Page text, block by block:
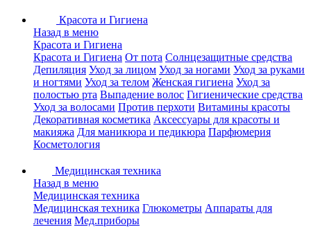
Красота и Гигиена
Назад в меню
Красота и Гигиена
Красота и Гигиена От пота Солнцезащитные средства
Депиляция Уход за лицом Уход за ногами Уход за руками
и ногтями Уход за телом Женская гигиена Уход за
полостью рта Выпадение волос Гигиенические средства
Уход за волосами Против перхоти Витамины красоты
Декоративная косметика Аксессуары для красоты и
макияжа Для маникюра и педикюра Парфюмерия
Косметология
Медицинская техника
Назад в меню
Медицинская техника
Медицинская техника Глюкометры Аппараты для
лечения Мед.приборы